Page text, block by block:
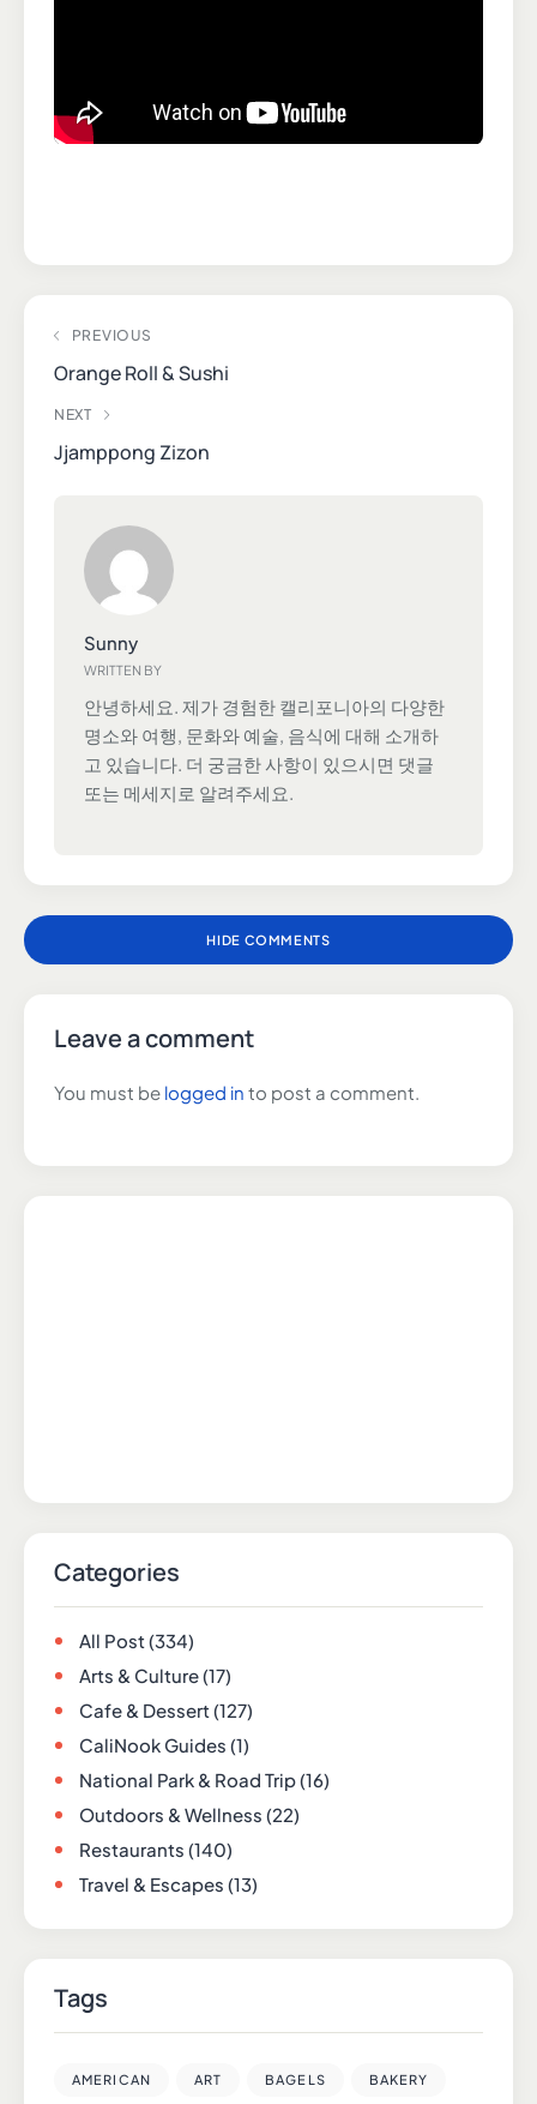
PREVIOUS
Orange Roll & Sushi
NEXT
Jjamppong Zizon
WRITTEN BY
Sunny
안녕하세요. 제가 경험한 캘리포니아의 다양한
명소와 여행, 문화와 예술, 음식에 대해 소개하
고 있습니다. 더 궁금한 사항이 있으시면 댓글
또는 메세지로 알려주세요.
HIDE COMMENTS
Leave a comment
You must be logged in to post a comment.
Categories
All Post(334)
Arts & Culture(17)
Cafe & Dessert(127)
CaliNook Guides (1)
National Park & Road Trip(16)
Outdoors & Wellness (22)
Restaurants (140)
Travel & Escapes (13)
Tags
AMERICAN ART BAGELS BAKERY